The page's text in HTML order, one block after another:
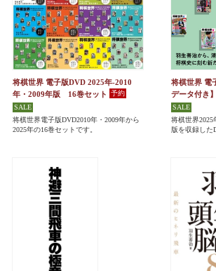
将棋世界 電子版DVD 2025年-2010
年・2009年版 16巻セット
将棋世界電子版DVD2010年・2009年から
2025年の16巻セットです。
将棋世界 電
データ付き】
将棋世界2025
版を収録した